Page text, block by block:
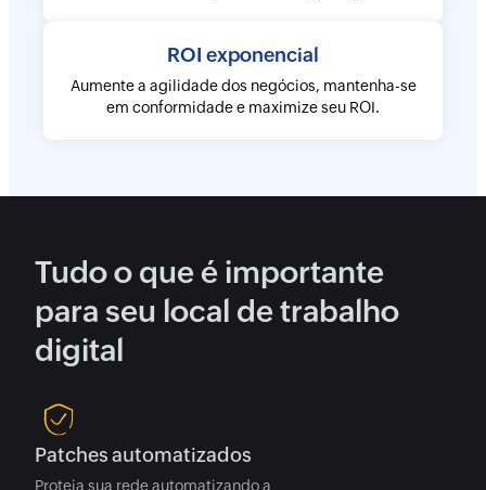
ROI exponencial
Aumente a agilidade dos negócios, mantenha-se
em conformidade e maximize seu ROI.
Tudo o que é importante
para seu local de trabalho
digital
Patches automatizados
Proteja sua rede automatizando a
Saiba mais sobre o assunto/a>